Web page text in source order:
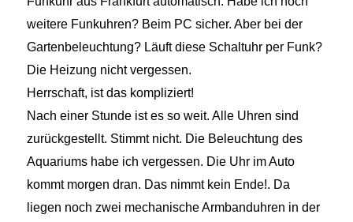
weitere Funkuhren? Beim PC sicher. Aber bei der
Gartenbeleuchtung? Läuft diese Schaltuhr per Funk?
Die Heizung nicht vergessen.
Herrschaft, ist das kompliziert!
Nach einer Stunde ist es so weit. Alle Uhren sind
zurückgestellt. Stimmt nicht. Die Beleuchtung des
Aquariums habe ich vergessen. Die Uhr im Auto
kommt morgen dran. Das nimmt kein Ende!. Da
liegen noch zwei mechanische Armbanduhren in der